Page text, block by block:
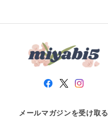
メールマガジンを受け取る